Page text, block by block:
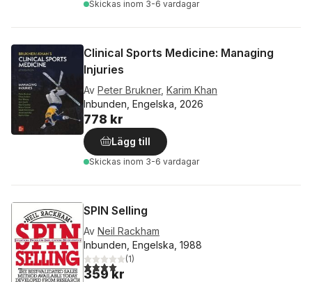
Skickas inom 3-6 vardagar
Clinical Sports Medicine: Managing
Injuries
Av Peter Brukner, Karim Khan
Inbunden, Engelska, 2026
778 kr
Lägg till
Skickas inom 3-6 vardagar
SPIN Selling
Av Neil Rackham
Inbunden, Engelska, 1988
4,0utav 5 stjärnor. Totalt antal röster:
(1)
359 kr